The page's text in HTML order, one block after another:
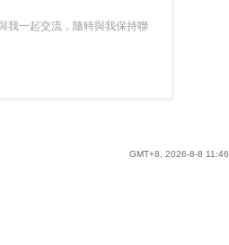
我一起交流，隨時與我保持聯
GMT+8, 2026-8-8 11:46